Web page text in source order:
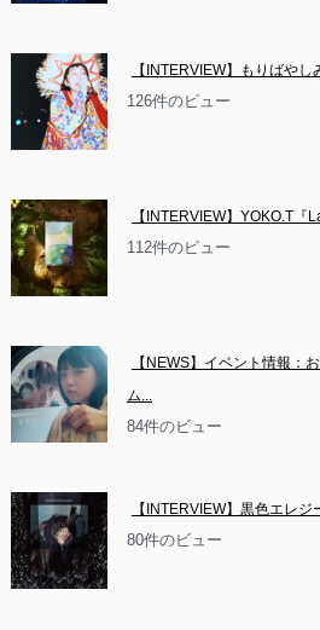
【INTERVIEW】もりばや
126件のビュー
【INTERVIEW】YOKO.T『
112件のビュー
【NEWS】イベント情報：
ム...
84件のビュー
【INTERVIEW】黒色エレ
80件のビュー